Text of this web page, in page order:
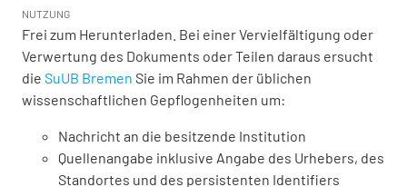
NUTZUNG
Frei zum Herunterladen. Bei einer Vervielfältigung oder
Verwertung des Dokuments oder Teilen daraus ersucht
die SuUB Bremen Sie im Rahmen der üblichen
wissenschaftlichen Gepflogenheiten um:
Nachricht an die besitzende Institution
Quellenangabe inklusive Angabe des Urhebers, des
Standortes und des persistenten Identifiers